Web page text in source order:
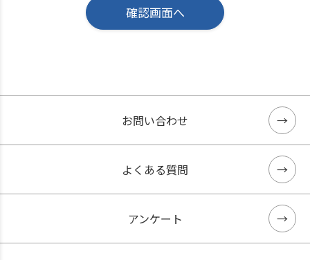
お問い合わせ
よくある質問
アンケート